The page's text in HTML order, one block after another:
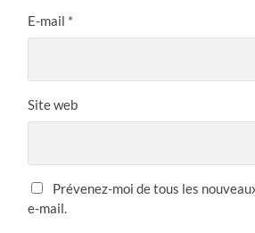
E-mail *
Site web
Prévenez-moi de tous les
e-mail.